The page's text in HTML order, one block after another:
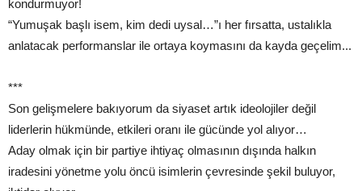
kondurmuyor!
“Yumuşak başlı isem, kim dedi uysal…”ı her fırsatta, ustalıkla
anlatacak performanslar ile ortaya koymasını da kayda geçelim...
***
Son gelişmelere bakıyorum da siyaset artık ideolojiler değil
liderlerin hükmünde, etkileri oranı ile gücünde yol alıyor…
Aday olmak için bir partiye ihtiyaç olmasının dışında halkın
iradesini yönetme yolu öncü isimlerin çevresinde şekil buluyor,